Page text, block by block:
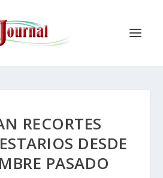
RECORTES
DESDE
PASADO